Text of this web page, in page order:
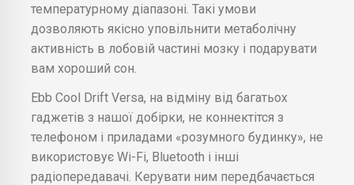
температурному діапазоні. Такі умови
дозволяють якісно уповільнити метаболічну
активність в лобовій частині мозку і подарувати
вам хороший сон.
Ebb Cool Drift Versa, на відміну від багатьох
гаджетів з нашої добірки, не коннектітся з
телефоном і приладами «розумного будинку», не
використовує Wi-Fi, Bluetooth і інші
радіопередавачі. Керувати ним передбачається